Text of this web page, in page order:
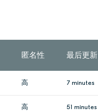
匿名性 最后更新
高 7 minutes
高 51 minutes